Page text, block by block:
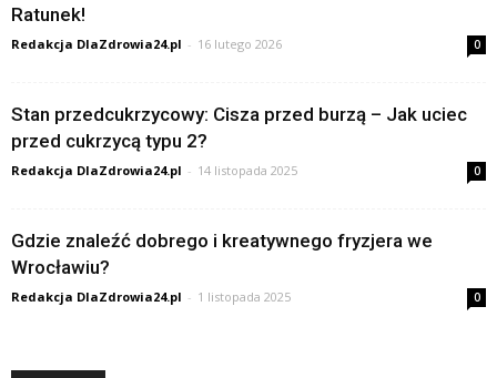
Ratunek!
Redakcja DlaZdrowia24.pl - 16 lutego 2026 0
Stan przedcukrzycowy: Cisza przed burzą – Jak uciec
przed cukrzycą typu 2?
Redakcja DlaZdrowia24.pl - 14 listopada 2025 0
Gdzie znaleźć dobrego i kreatywnego fryzjera we
Wrocławiu?
Redakcja DlaZdrowia24.pl - 1 listopada 2025 0